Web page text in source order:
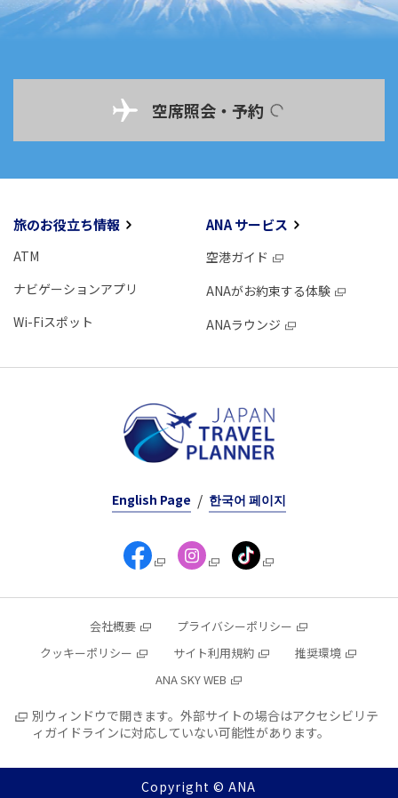
空席照会・予約
旅のお役立ち情報
ATM
ナビゲーションアプリ
Wi-Fiスポット
ANA サービス
空港ガイド
ANAがお約束する体験
ANAラウンジ
English Page 한국어 페이지
会社概要
プライバシーポリシー
クッキーポリシー
サイト利用規約
推奨環境
ANA SKY WEB
別ウィンドウで開きます。外部サイトの場合はアクセシビリテ
ィガイドラインに対応していない可能性があります。
Copyright © ANA